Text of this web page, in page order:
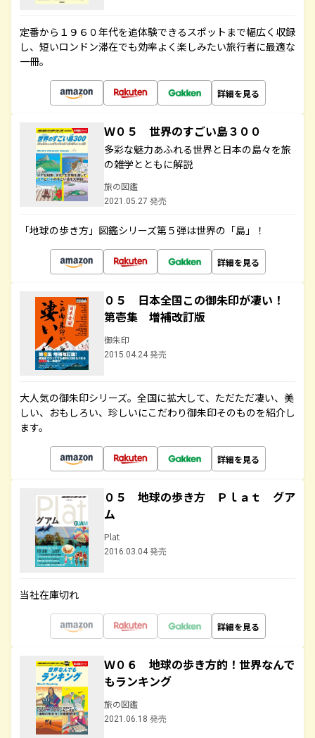
定番から１９６０年代を追体験できるスポットまで幅広く収録
し、短いロンドン滞在でも効率よく楽しみたい旅行者に最適な
一冊。
詳細を見る
Ｗ０５ 世界のすごい島３００
多彩な魅力あふれる世界と日本の島々を旅
の雑学とともに解説
旅の図鑑
2021.05.27 発売
「地球の歩き方」図鑑シリーズ第５弾は世界の「島」！
詳細を見る
０５ 日本全国この御朱印が凄い！
第壱集 増補改訂版
御朱印
2015.04.24 発売
大人気の御朱印シリーズ。全国に拡大して、ただただ凄い、美
しい、おもしろい、珍しいにこだわり御朱印そのものを紹介し
ます。
詳細を見る
０５ 地球の歩き方 Ｐｌａｔ グア
ム
Plat
2016.03.04 発売
当社在庫切れ
詳細を見る
Ｗ０６ 地球の歩き方的！世界なんで
もランキング
旅の図鑑
2021.06.18 発売